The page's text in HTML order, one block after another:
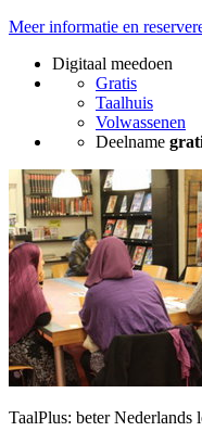
Meer informatie en
Digitaal meedoen
Gratis
Taalhuis
Volwassenen
Deelname
TaalPlus: beter Nederlands